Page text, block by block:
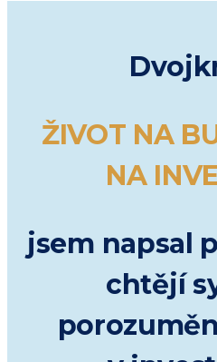
ŽIVOT NA
NA
jsem napsal
chtějí